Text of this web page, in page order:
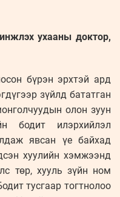
ухааны доктор,
бүрэн эрхтэй ард
зүйлд бататган
олон зуун
бодит илэрхийлэл
явсан үе байхад
хуулийн хэмжээнд
төр, хууль зүйн ном
тусгаар тогтнолоо